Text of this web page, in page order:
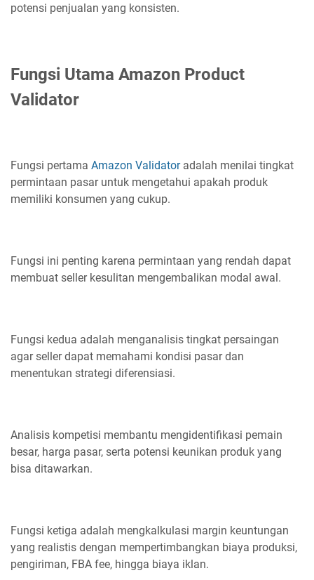
potensi penjualan yang konsisten.
Fungsi Utama Amazon Product
Validator
Fungsi pertama Amazon Validatoradalah menilai tingkat
permintaan pasar untuk mengetahui apakah produk
memiliki konsumen yang cukup.
Fungsi ini penting karena permintaan yang rendah dapat
membuat seller kesulitan mengembalikan modal awal.
Fungsi kedua adalah menganalisis tingkat persaingan
agar seller dapat memahami kondisi pasar dan
menentukan strategi diferensiasi.
Analisis kompetisi membantu mengidentifikasi pemain
besar, harga pasar, serta potensi keunikan produk yang
bisa ditawarkan.
Fungsi ketiga adalah mengkalkulasi margin keuntungan
yang realistis dengan mempertimbangkan biaya produksi,
pengiriman, FBA fee, hingga biaya iklan.